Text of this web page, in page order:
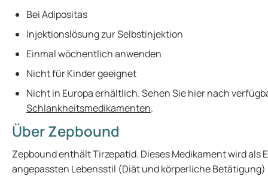
Bei Adipositas
Injektionslösung zur Selbstinjektion
Einmal wöchentlich anwenden
Nicht für Kinder geeignet
Nicht in Europa erhältlich. Sehen Sie hier nach
Schlankheitsmedikamenten.
Über Zepbound
Zepbound enthält Tirzepatid. Dieses Medikament wird als
angepassten Lebensstil (Diät und körperliche